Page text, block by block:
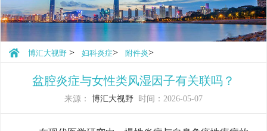
博汇大视野 > 妇科炎症> 附件炎>
盆腔炎症与女性类风湿因子有关联吗？
来源： 博汇大视野 时间：2026-05-07